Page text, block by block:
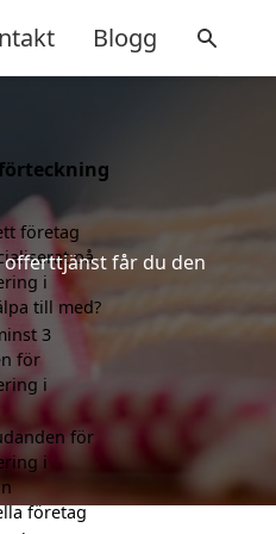
Blogg
offerttjänst får du den
företag
på
i
till med?
3
för
i
för
i
företag